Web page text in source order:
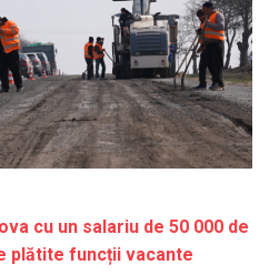
cu un salariu de 50 000 de
plătite funcții vacante